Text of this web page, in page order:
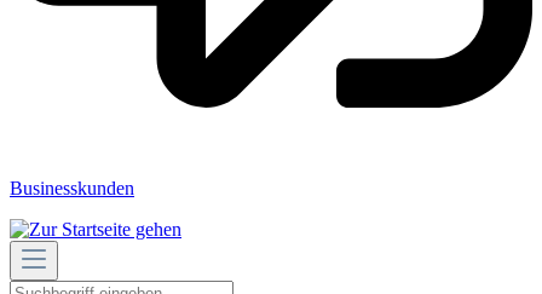
Businesskunden